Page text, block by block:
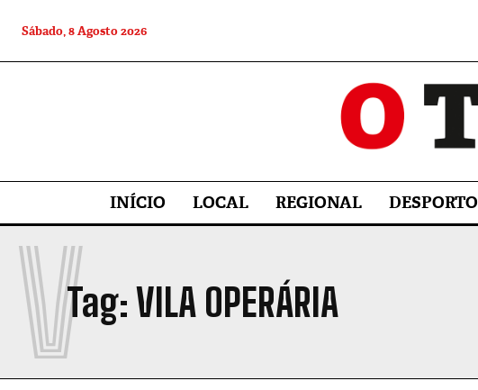
Sábado, 8 Agosto 2026
INÍCIO LOCAL REGIONAL DESPORTO
Tag: VILA OPERÁRIA
V